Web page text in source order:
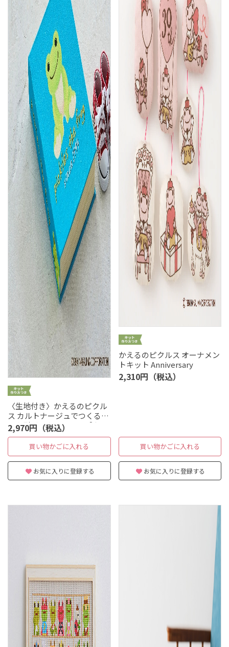
〈生地付き〉かえるのピクル
ス カルトナージュでつくるブ
ック型ボックスキット［本
柄］
2,970円（税込）
買い物かごに入れる
お気に入りに登録する
かえるのピクルス オーナメン
トキット Anniversary
2,310円（税込）
買い物かごに入れる
お気に入りに登録する